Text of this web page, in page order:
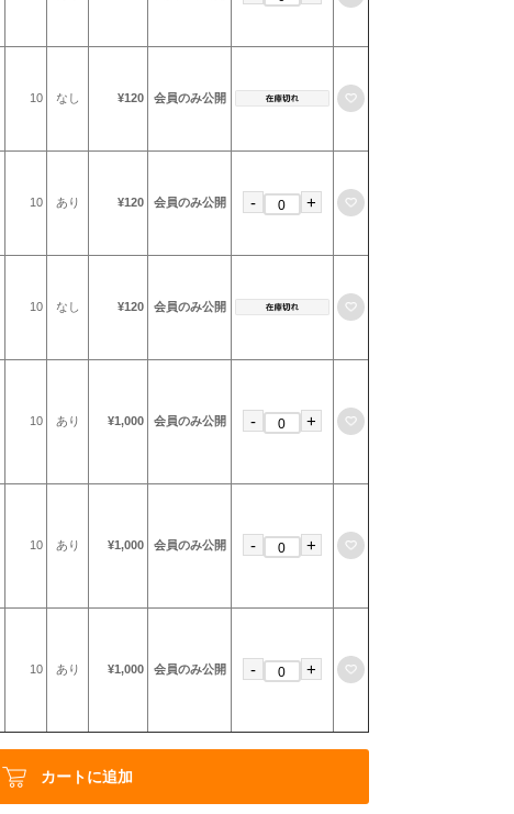
10 なし ¥120 会員のみ公開
10 あり ¥120 会員のみ公開 - +
10 なし ¥120 会員のみ公開
10 あり ¥1,000 会員のみ公開 - +
10 あり ¥1,000 会員のみ公開 - +
10 あり ¥1,000 会員のみ公開 - +
カートに追加